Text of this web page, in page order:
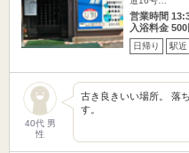
営業時間
入浴料金 500
日帰り 駅近
40代 男
性
古き良きいい場所。 落
す。